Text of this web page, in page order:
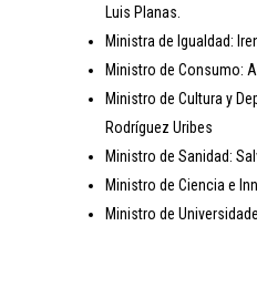
Luis Planas.
Ministra de Igualdad:
Ministro de Consumo:
Ministro de Cultura y
Rodríguez Uribes
Ministro de Sanidad:
Ministro de Ciencia e
Ministro de